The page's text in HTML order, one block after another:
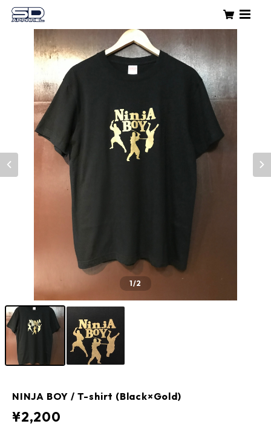
1/2
NINJA BOY / T-shirt (Black×Gold)
¥2,200